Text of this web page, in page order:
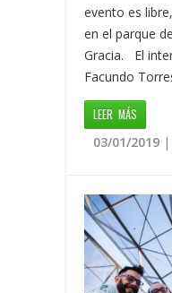
evento es
en el parque
Gracia. El
Facundo
LEER MÁS
03/01/2019 |